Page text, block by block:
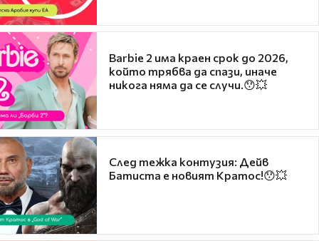
Barbie 2 има краен срок до 2026,
който трябва да спази, иначе
никога няма да се случи.😯💥
След тежка контузия: Дейв
Батиста е новият Кратос!😯💥